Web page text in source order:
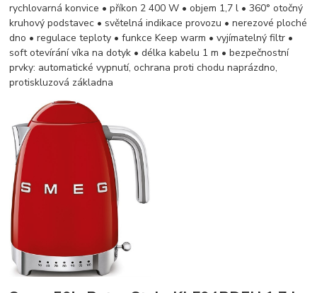
rychlovarná konvice • příkon 2 400 W • objem 1,7 l • 360° otočný
kruhový podstavec • světelná indikace provozu • nerezové ploché
dno • regulace teploty • funkce Keep warm • vyjímatelný filtr •
soft otevírání víka na dotyk • délka kabelu 1 m • bezpečnostní
prvky: automatické vypnutí, ochrana proti chodu naprázdno,
protiskluzová základna